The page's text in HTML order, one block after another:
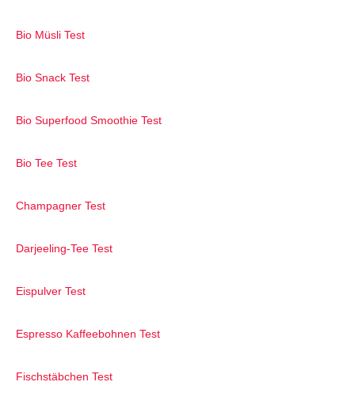
Bio Müsli Test
Bio Snack Test
Bio Superfood Smoothie Test
Bio Tee Test
Champagner Test
Darjeeling-Tee Test
Eispulver Test
Espresso Kaffeebohnen Test
Fischstäbchen Test